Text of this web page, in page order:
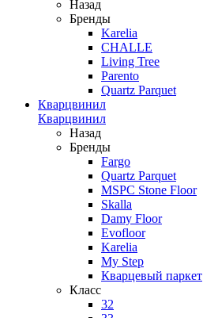
Назад
Бренды
Karelia
CHALLE
Living Tree
Parento
Quartz Parquet
Кварцвинил
Кварцвинил
Назад
Бренды
Fargo
Quartz Parquet
MSPC Stone Floor
Skalla
Damy Floor
Evofloor
Karelia
My Step
Кварцевый паркет
Класс
32